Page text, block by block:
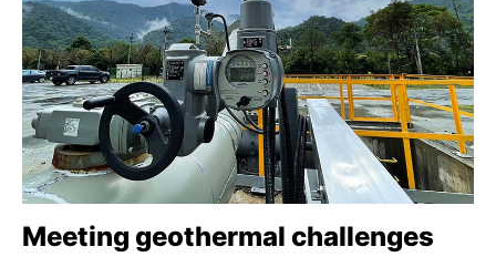
Meeting geothermal challenges